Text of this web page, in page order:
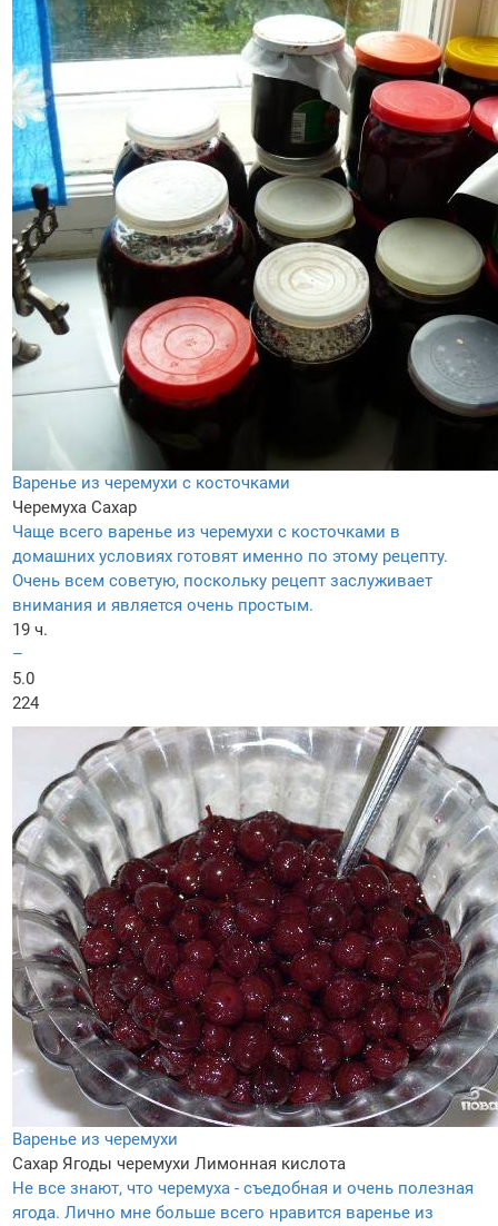
Варенье из черемухи с косточками
Черемуха Сахар
Чаще всего варенье из черемухи с косточками в
домашних условиях готовят именно по этому рецепту.
Очень всем советую, поскольку рецепт заслуживает
внимания и является очень простым.
19 ч.
–
5.0
224
Варенье из черемухи
Сахар Ягоды черемухи Лимонная кислота
Не все знают, что черемуха - съедобная и очень полезная
ягода. Лично мне больше всего нравится варенье из